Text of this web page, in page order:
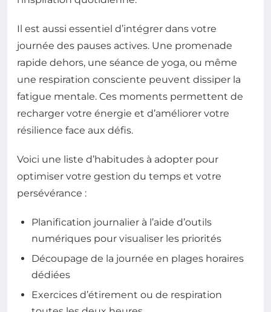
Il est aussi essentiel d’intégrer dans votre
journée des pauses actives. Une promenade
rapide dehors, une séance de yoga, ou même
une respiration consciente peuvent dissiper la
fatigue mentale. Ces moments permettent de
recharger votre énergie et d’améliorer votre
résilience face aux défis.
Voici une liste d’habitudes à adopter pour
optimiser votre gestion du temps et votre
persévérance :
Planification journalier à l’aide d’outils
numériques pour visualiser les priorités
Découpage de la journée en plages horaires
dédiées
Exercices d’étirement ou de respiration